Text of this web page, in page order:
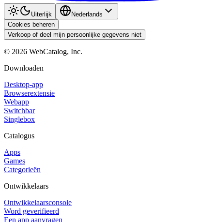
Uiterlijk
Nederlands
Cookies beheren
Verkoop of deel mijn persoonlijke gegevens niet
© 2026 WebCatalog, Inc.
Downloaden
Desktop-app
Browserextensie
Webapp
Switchbar
Singlebox
Catalogus
Apps
Games
Categorieën
Ontwikkelaars
Ontwikkelaarsconsole
Word geverifieerd
Een app aanvragen